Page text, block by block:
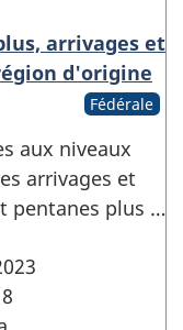
arrivages et
d'origine
Fédérale
aux niveaux
arrivages et
pentanes plus …